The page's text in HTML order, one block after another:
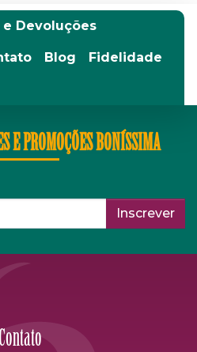
e Devoluções
Blog Fidelidade
E PROMOÇÕES BONÍSSIMA
Inscrever